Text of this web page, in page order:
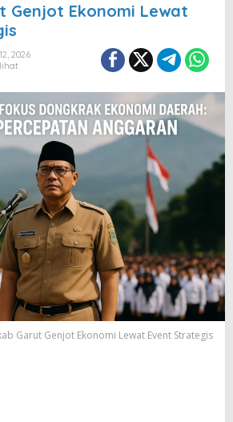
Genjot Ekonomi Lewat
2026
Garut Genjot Ekonomi Lewat Event Strategis